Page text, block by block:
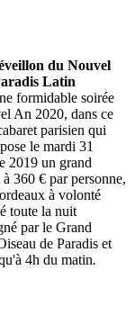
du Nouvel
Latin
formidable soirée
An 2020, dans ce
parisien qui
le mardi 31
2019 un grand
360 € par personne,
à volonté
toute la nuit
par le Grand
de Paradis et
4h du matin.